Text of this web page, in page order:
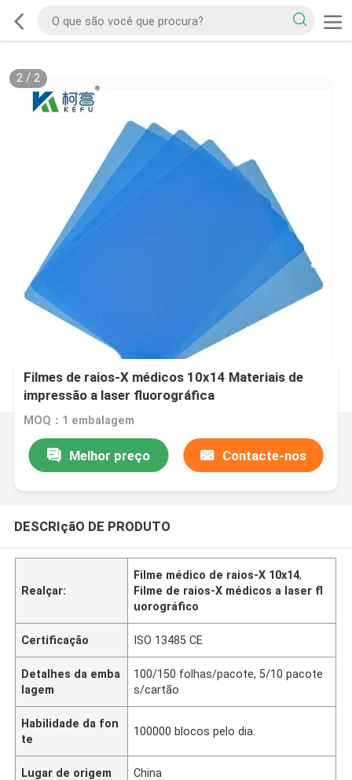
2/ 2
Filmes de raios-X médicos 10x14 Materiais de
impressão a laser fluorográfica
MOQ：1 embalagem
Melhor preço Contacte-nos
DESCRIçãO DE PRODUTO
Realçar:
Filme médico de raios-X 10x14,
Filme de raios-X médicos a laser fl
uorográfico
Certificação ISO 13485 CE
Detalhes da emba
lagem
100/150 folhas/pacote, 5/10 pacote
s/cartão
Habilidade da fon
te
100000 blocos pelo dia.
Lugar de origem China